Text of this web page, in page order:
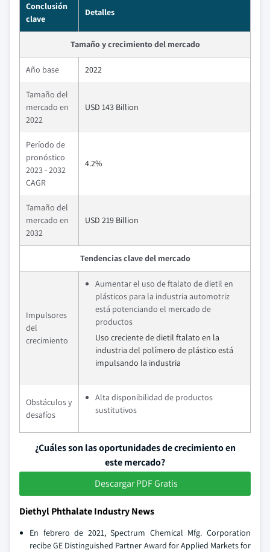
Conclusión
clave
Detalles
Tamaño y crecimiento del mercado
Año base 2022
Tamaño del
mercado en
2022
USD 143 Billion
Período de
pronóstico
2023 - 2032
CAGR
4.2%
Tamaño del
mercado en
2032
USD 219 Billion
Tendencias clave del mercado
Impulsores
del
crecimiento
Aumentar el uso de ftalato de dietil en
plásticos para la industria automotriz
está potenciando el mercado de
productos
Uso creciente de dietil ftalato en la
industria del polímero de plástico está
impulsando la industria
Obstáculos y
desafíos
Alta disponibilidad de productos
sustitutivos
¿Cuáles son las oportunidades de crecimiento en
este mercado?
Descargar PDF Gratis
Diethyl Phthalate Industry News
En febrero de 2021, Spectrum Chemical Mfg. Corporation
recibe GE Distinguished Partner Award for Applied Markets for